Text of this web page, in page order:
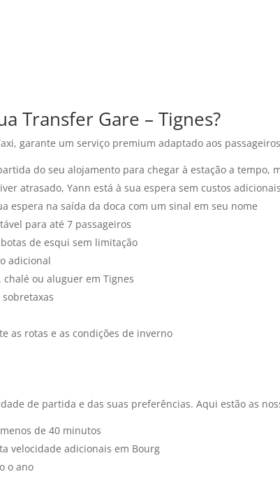
Transfer Gare – Tignes?
garante um serviço premium adaptado aos
do seu alojamento para chegar à estação a tempo,
atrasado, Yann está à sua espera sem custos
espera na saída da doca com um sinal em seu nome
para até 7 passageiros
de esqui sem limitação
adicional
ou aluguer em Tignes
as rotas e as condições de inverno
de partida e das suas preferências. Aqui estão as
de 40 minutos
velocidade adicionais em Bourg
o ano